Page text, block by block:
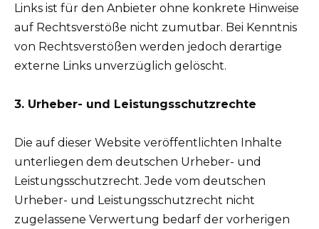
Links ist für den Anbieter ohne konkrete Hinweise
auf Rechtsverstöße nicht zumutbar. Bei Kenntnis
von Rechtsverstößen werden jedoch derartige
externe Links unverzüglich gelöscht.
3. Urheber- und Leistungsschutzrechte
Die auf dieser Website veröffentlichten Inhalte
unterliegen dem deutschen Urheber- und
Leistungsschutzrecht. Jede vom deutschen
Urheber- und Leistungsschutzrecht nicht
zugelassene Verwertung bedarf der vorherigen